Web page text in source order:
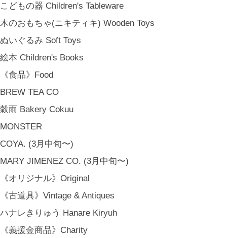
こどもの器 Children's Tableware
木のおもちゃ(ニキティキ) Wooden Toys
ぬいぐるみ Soft Toys
絵本 Children's Books
《食品》Food
BREW TEA CO
穀雨 Bakery Cokuu
MONSTER
COYA. (3月中旬〜)
MARY JIMENEZ CO. (3月中旬〜)
《オリジナル》Original
《古道具》Vintage & Antiques
ハナレきりゅう Hanare Kiryuh
《義援金商品》Charity
金沢・北陸で生まれたさまざまな作品を中心に、物語を宿し、使う人の
日常という大切な時間にそっと寄り添う品々をキュレート。それぞれの
美しさに、和と洋、OLD & NEW のインスピレーションを重ね、暮らし
の中で愉しむインテリアスタイリングをご提案しています。 casa rua [
RU / icca / icca nicca Home Page Production & Photos by rua., co. ltd
[ MENU ]
HOME
SHOP INFO
BLOG
CONTACT
[ MEMBERSHIP ]
MY PAGE
[ MAIL MAGAZINE ]